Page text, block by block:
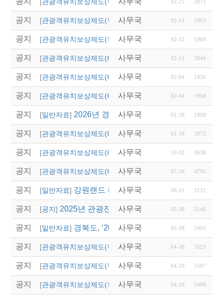
[관광객유치보상제도(우리지역)] 02-25 2071
공지 [관광객유치보상제도(우리지역)] 2026년 영천시 단체관
사무국 02-13 1903
공지 [관광객유치보상제도(우리지역)] 2026년 칠곡군 국내·
사무국 02-13 1909
공지 [관광객유치보상제도(타 시,도)] 2026년 경상남도 관광
사무국 02-11 2044
공지 [관광객유치보상제도(타 시,도)] 2026년 울산광역시 상
사무국 02-04 1926
공지 [관광객유치보상제도(타 시,도)] 「2026년도 대전광역
사무국 02-04 1968
공지 [일반자료] 2026년 경상북도독립운동기념관 단체관
사무국 01-28 1899
공지 [관광객유치보상제도(타 시,도)] 2026년 용인시 외국인
사무국 01-19 2072
공지 [관광객유치보상제도(타 시,도)] 2025년 대전광역시 외
사무국 10-02 3638
공지 [관광객유치보상제도(타 시,도)] 2025년 대전 0시 축제
사무국 07-30 4795
공지 [일반자료] 강원랜드 하이원리조트 스키버스 협약운
사무국 06-11 5121
공지 [공지] 2025년 관광진흥개발기금 산불 관련 특별융
사무국 05-30 5146
공지 [일반자료] 경북도, ‘2025 숙박 할인 대전’ 시작…관
사무국 05-28 5493
공지 [관광객유치보상제도(우리지역)] (영주시)단체관광객 유
사무국 04-30 5523
공지 [관광객유치보상제도(우리지역)] (의성군)2025년 관광
사무국 04-29 5507
공지 [관광객유치보상제도(우리지역)] (영덕군)2025년 단체
사무국 04-29 5499